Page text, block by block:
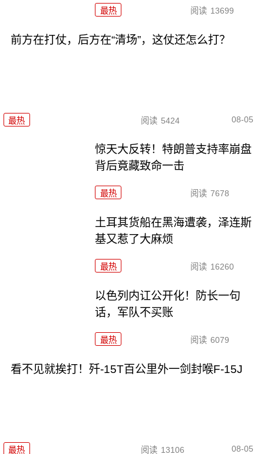
最热 阅读 13699
前方在打仗，后方在“清场”，这仗还怎么打？
最热 阅读 5424 08-05
惊天大反转！特朗普支持率崩盘
背后竟藏致命一击
最热 阅读 7678
土耳其货船在黑海遭袭，泽连斯
基又惹了大麻烦
最热 阅读 16260
以色列内讧公开化！防长一句
话，军队不买账
最热 阅读 6079
看不见就挨打！歼-15T百公里外一剑封喉F-15J
最热 阅读 13106 08-05